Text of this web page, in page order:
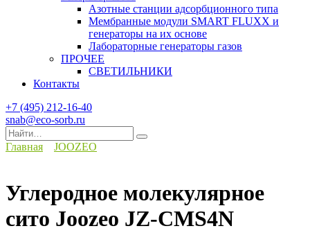
Азотные станции адсорбционного типа
Мембранные модули SMART FLUXX и
генераторы на их основе
Лабораторные генераторы газов
ПРОЧЕЕ
СВЕТИЛЬНИКИ
Контакты
+7 (495) 212-16-40
snab@eco-sorb.ru
Search
for:
Главная JOOZEO
Углеродное молекулярное
сито Joozeo JZ-CMS4N